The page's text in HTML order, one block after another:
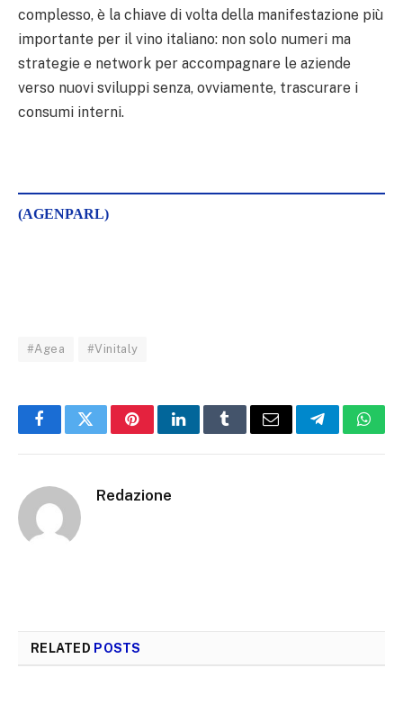
complesso, è la chiave di volta della manifestazione più
importante per il vino italiano: non solo numeri ma
strategie e network per accompagnare le aziende
verso nuovi sviluppi senza, ovviamente, trascurare i
consumi interni.
(AGENPARL)
#Agea #Vinitaly
FacebookTwitterPinterestLinkedInTumblrEmail Telegram
Redazione
RELATED POSTS